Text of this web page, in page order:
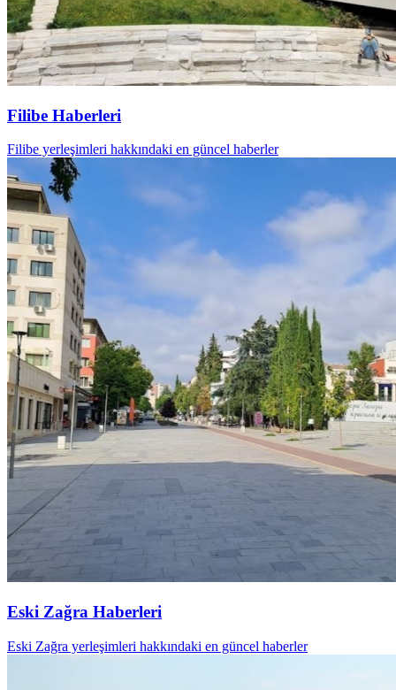
Filibe Haberleri
Filibe yerleşimleri hakkındaki en güncel haberler
Eski Zağra Haberleri
Eski Zağra yerleşimleri hakkındaki en güncel haberler